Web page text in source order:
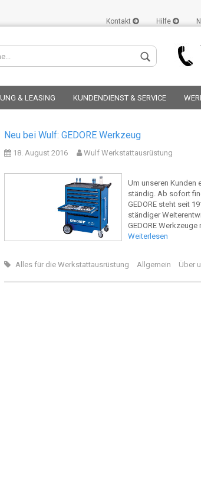
Kontakt Hilfe
& LEASING KUNDENDIENST & SERVICE
Neu bei Wulf: GEDORE Werkzeug
18. August 2016 Wulf Werkstattausrüstung
Um unseren Kunden
ständig. Ab sofort
GEDORE steht seit
ständiger
GEDORE
Weiterlesen
Alles für die Werkstattausrüstung Allgemein Über